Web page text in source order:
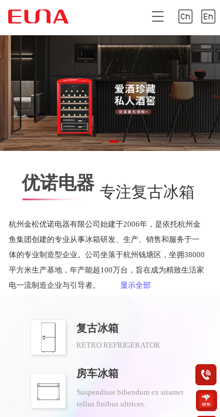
T
g
e
g
a
n
优诺电器
杭州金松优诺电器有限公司始建于2006年，是依托杭州金
鱼集团创建的专业从事冰箱研发、生产、销售和服务于一
体的专业制造型企业。公司坐落于杭州钱塘区，坐拥38000
平方米生产基地，年产能超100万台，旨在成为精致生活家
电一流制造企业与引导者。
系，是国内第一家复古彩色冰箱研发制造企业。目前，在
复古冰箱品类，优诺型号最齐全，颜色最丰富，居于全球
优诺主要以出口欧洲、日本、韩国等发达国家市场为主，
产品出口到近四十个发达地区市场。出口冰箱产品先后取
显示全部
专注复古冰箱
按钮
按钮
复古冰箱
房车冰箱
RETRO REFRIGERATOR
Suspendisse bibendum ex sitamet
tellus finibus ultrices.